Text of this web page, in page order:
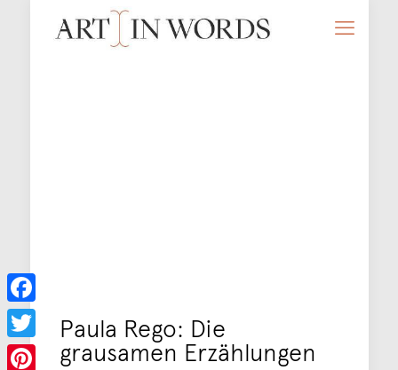
Paula Rego: Die
grausamen Erzählungen
Facebook
Twitter